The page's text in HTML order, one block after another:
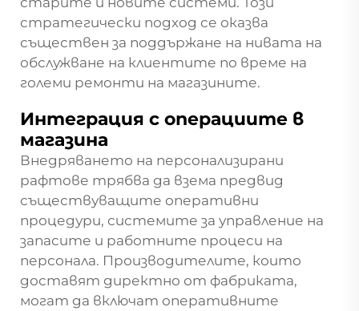
стратегически подход се оказва
съществен за поддържане на нивата на
обслужване на клиентите по време на
големи ремонти на магазините.
Интеграция с операциите в
магазина
Внедряването на персонализирани
рафтове трябва да взема предвид
съществуващите оперативни
процедури, системите за управление на
запасите и работните процеси на
персонала. Производителите, които
доставят директно от фабриката,
могат да включат оперативните